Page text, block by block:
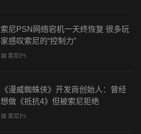
索尼PSN网络宕机一天终恢复 很多玩
家感叹索尼的“控制力”
索尼PS
《漫威蜘蛛侠》开发商创始人：曾经
想做《抵抗4》但被索尼拒绝
索尼PS